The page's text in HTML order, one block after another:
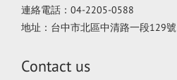
連絡電話：04-2205-0588
地址：台中市北區中清路一段129號
Contact us